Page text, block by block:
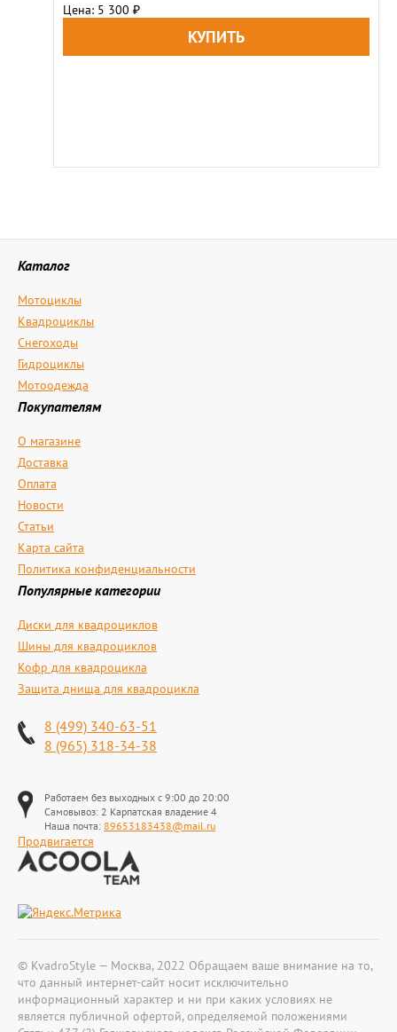
Цена: 5 300 ₽
Каталог
Мотоциклы
Квадроциклы
Снегоходы
Гидроциклы
Мотоодежда
Покупателям
О магазине
Доставка
Оплата
Новости
Статьи
Карта сайта
Политика конфиденциальности
Популярные категории
Диски для квадроциклов
Шины для квадроциклов
Кофр для квадроцикла
Защита днища для квадроцикла
8 (499) 340-63-51
8 (965) 318-34-38
Работаем без выходных с 9:00 до 20:00
Самовывоз: 2 Карпатская владение 4
Наша почта: 89653183438@mail.ru
Продвигается
© KvadroStyle — Москва, 2022 Обращаем ваше внимание на то,
что данный интернет-сайт носит исключительно
информационный характер и ни при каких условиях не
является публичной офертой, определяемой положениями